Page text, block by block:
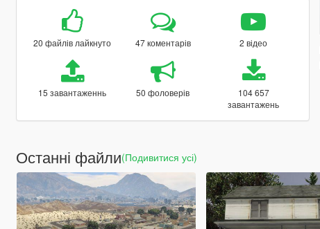
20 файлів лайкнуто 47 коментарів 2 відео
15 завантаженнь 50 фоловерів
104 657
завантажень
Останні файли(Подивитися усі)